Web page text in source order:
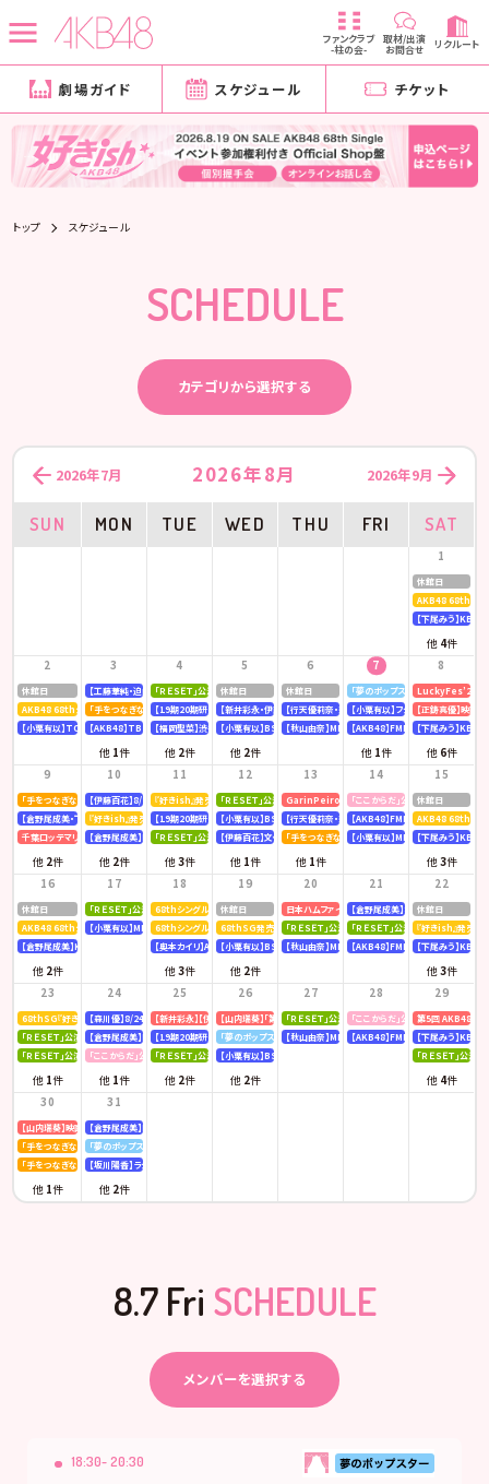
ファンクラブ
-柱の会-
取材/出演
お問合せ リクルート
劇場ガイド スケジュール チケット
トップ スケジュール
SCHEDULE
カテゴリから選択する
2026年8月
2026年7月 2026年9月
SUN MON TUE WED THU FRI SAT
休館日
AKB48 68thシン
【下尾みう】
他 4件
1
休館日
AKB48 68thシングル OS盤 【個別握手会】 @パシフィコ横浜
【小栗有以】TOKYOMX「MXグランプリ2026～異端芸人決定戦～」
2
【工藤華純・迫由芽実】大分合同新聞
「手をつなぎながら」公演
【AKB48】TBS「CDTV ライブ! ライブ!」
他 1件
3
「ＲＥＳＥＴ」公演
【19期20期研究生】SHOWROOM「AKB48研究生パレット 〜多彩な魅力をお届け〜」
【福岡聖菜】渋谷クロスFM「AKB48福岡聖菜の あなたに福を届けますらじお☆」
他 2件
4
休館日
【新井彩永・伊藤百花】文化放送「矢吹奈子のレコメン！」
【小栗有以】BSテレ東「ドライな同期の溺愛癖」
他 2件
5
休館日
【行天優莉奈・新井彩永】ラジオNIKKEI「虎ノ門 トレ
【秋山由奈】MBSラジオ「アッパレやってまーす！」
6
「夢のポップスター」公演
【小栗有以】フジテレビ「全力！脱力タ
【AKB48】FMFUJI「AKB48の
他 1件
7
LuckyFes’26
【正鋳真優】映画
【下尾みう】
他 6件
8
「手をつなぎながら」公演
【倉野尾成美・下尾みう・工藤華純・山口結愛】LOVE FM「AKB48九州放送部！」
千葉ロッテマリーンズ「BLACK SUMMER WEEK supported by クーリッシュ」
他 2件
9
【伊藤百花】8/10(月)発売「mini 9月号」
『好きish』発売記念 リミスタインターネットサイン会
【倉野尾成美】KBCラジオ「下町やぶさか診療所」
他 2件
10
『好きish』発売記念 リミスタインターネットサイン会
【19期20期研究生】SHOWROOM「AKB48研究生パレット 〜多彩な魅力をお届け〜」
「ＲＥＳＥＴ」公演
他3件
11
「ＲＥＳＥＴ」公演
【小栗有以】BSテレ東「ドライな同期の溺愛癖」
【伊藤百花】文化放送「AKB48伊藤百花のひと“花”咲かせたいっ！」
他 1件
12
GarinPeiro FES 『THE ROOTS 2026』
【行天優莉奈・新井彩永】ラジオNIKKEI「虎ノ門 トレ
「手をつなぎながら」公演
他 1件
13
「ここからだ」公演
【AKB48】FMFUJI「AKB48の
【小栗有以】MBSテレビ「深夜の爆
14
休館日
AKB48 68thシン
【下尾みう】
他3件
15
休館日
AKB48 68thシングル OS盤 【オンラインお話し会】
【倉野尾成美】KBCラジオ「下町やぶさか診療所」
他 2件
16
「ＲＥＳＥＴ」公演
【小栗有以】MBSラジオ「アッパレやってまーす！」
17
68thシングル『好きish』発売記念 「グループ握手会」
68thシングル『好きish』 発売記念「お見送り会」
【奥本カイリ】Acoustic Guitar Book 63
他3件
18
休館日
68thSG発売記念イベント「『好きish』握手祭」
【小栗有以】BSテレ東「ドライな同期の溺愛癖」
他 2件
19
日本ハムファイターズ〈AFTER GAME〉スペシャルラ
「ＲＥＳＥＴ」公演
【秋山由奈】MBSラジオ「アッパレやってまーす！」
20
【倉野尾成美】8/21(金)発売『アップ
「ＲＥＳＥＴ」公演
【AKB48】FMFUJI「AKB48の
21
休館日
『好きish』発売記
【下尾みう】
他3件
22
68thSG『好きish』初回限定盤 発売記念「仙台握手会」
「ＲＥＳＥＴ」公演
「ＲＥＳＥＴ」公演
他 1件
23
【森川優】8/24(月)発売「B.L.T. SUMMER CANDY 2026」
【倉野尾成美】KBCラジオ「下町やぶさか診療所」
「ここからだ」公演
他 1件
24
【新井彩永】【伊藤百花】ピンク・レディー 「トリビュートコンサート」
【19期20期研究生】SHOWROOM「AKB48研究生パレット 〜多彩な魅力をお届け〜」
「ＲＥＳＥＴ」公演
他 2件
25
【山内瑞葵】「第14回 全国高等学校ダンス部選手権」
「夢のポップスター」公演
【小栗有以】BSテレ東「ドライな同期の溺愛癖」
他 2件
26
「ＲＥＳＥＴ」公演
【秋山由奈】MBSラジオ「アッパレやってまーす！」
27
「ここからだ」公演
【AKB48】FMFUJI「AKB48の
28
第5回 AKB48グル
【下尾みう】
「ＲＥＳＥＴ」公演
他 4件
29
【山内瑞葵】映画 『キオク』先行試写会
「手をつなぎながら」公演
「手をつなぎながら」公演
他 1件
30
【倉野尾成美】KBCラジオ「下町やぶさか診療所」
「夢のポップスター」公演
【坂川陽香】ラジオ日本「Happy!!福井に来とっけの～」
他 2件
31
8.7 Fri SCHEDULE
メンバーを選択する
18:30- 20:30